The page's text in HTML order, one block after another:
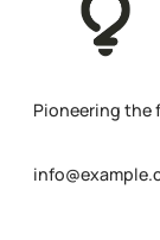
Pioneering the